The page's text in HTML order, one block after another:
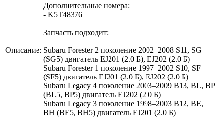
Описание:
Дополнительные номера:
- K5T48376
Запчасть подходит:
Subaru Forester 2 поколение 2002–2008 S11, SG
(SG5) двигатель EJ201 (2.0 Б), EJ202 (2.0 Б)
Subaru Forester 1 поколение 1997–2002 S10, SF
(SF5) двигатель EJ201 (2.0 Б), EJ202 (2.0 Б)
Subaru Legacy 4 поколение 2003–2009 B13, BL, BP
(BL5, BP5) двигатель EJ202 (2.0 Б)
Subaru Legacy 3 поколение 1998–2003 B12, BE,
BH (BE5, BH5) двигатель EJ201 (2.0 Б)